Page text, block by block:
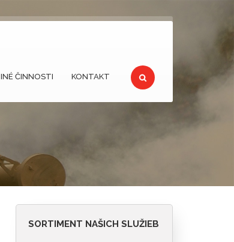
INÉ ČINNOSTI KONTAKT
SORTIMENT NAŠICH SLUŽIEB